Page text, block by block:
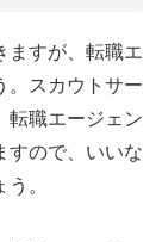
ますが、転職エ
。スカウトサー
転職エージェン
すので、いいな
。